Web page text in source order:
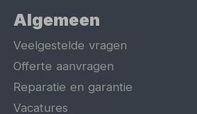
Algemeen
Veelgestelde vragen
Offerte aanvragen
Reparatie en garantie
Vacatures